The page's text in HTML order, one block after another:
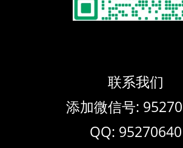
联系我们
添加微信号:
QQ: 95270640